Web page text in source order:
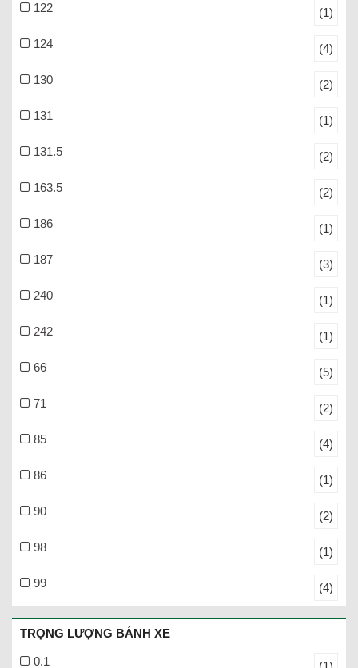
122 (1)
124 (4)
130 (2)
131 (1)
131.5 (2)
163.5 (2)
186 (1)
187 (3)
240 (1)
242 (1)
66 (5)
71 (2)
85 (4)
86 (1)
90 (2)
98 (1)
99 (4)
TRỌNG LƯỢNG BÁNH XE
0.1